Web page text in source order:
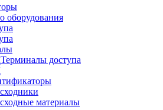
оборудования
Терминалы доступа
материалы